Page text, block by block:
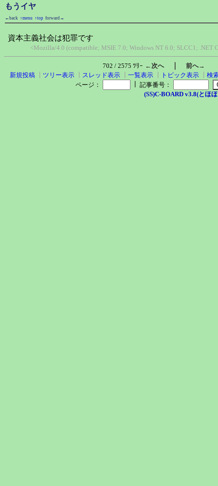
もうイヤ
←back ↑menu ↑top forward→
資本主義社会は犯罪です
<Mozilla/4.0 (compatible; MSIE 7.0; Windows NT 6.0; SLCC1; .NET
702 / 2575 ﾂﾘｰ ←次へ｜ 前へ→
新規投稿
ツリー表示 スレッド表示 一覧表示 トピック表示
検
ページ：
記事番号：
(SS)C-BOARD v3.8(とほ